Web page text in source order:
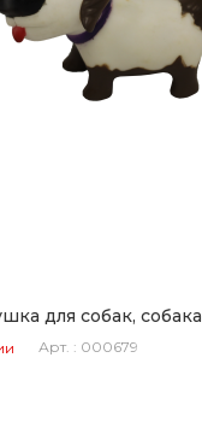
для собак, собака
Арт. : 000679